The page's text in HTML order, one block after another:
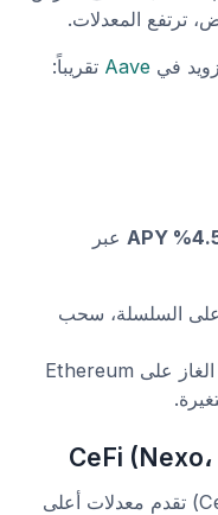
ترتفع المعدلات.
Aave تقريباً:
عبر
السلسلة، سحب
: مخاطر العقود الذكية، رسوم الغاز على Ethereum
منصات إقراض التمويل المركزي (CeFi) تقدم معدلات أعلى